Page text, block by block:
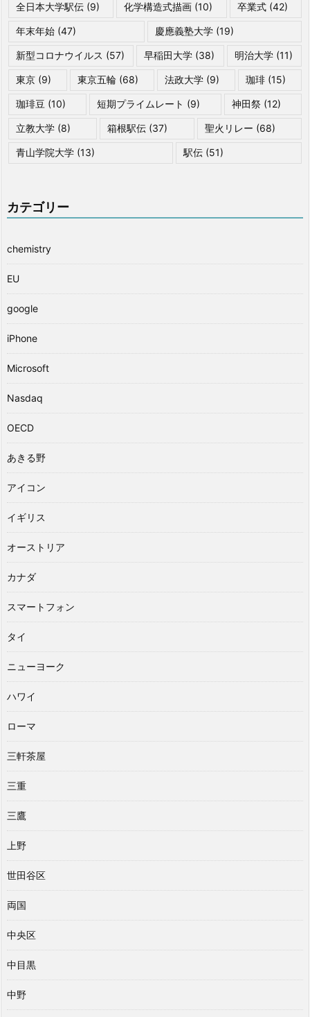
全日本大学駅伝 (9) 化学構造式描画 (10) 卒業式(42)
年末年始 (47) 慶應義塾大学(19)
新型コロナウイルス (57) 早稲田大学 (38) 明治大学(11)
東京 (9) 東京五輪 (68) 法政大学 (9) 珈琲 (15)
珈琲豆 (10) 短期プライムレート (9) 神田祭(12)
立教大学 (8) 箱根駅伝 (37) 聖火リレー (68)
青山学院大学 (13) 駅伝 (51)
カテゴリー
chemistry
EU
google
iPhone
Microsoft
Nasdaq
OECD
あきる野
アイコン
イギリス
オーストリア
カナダ
スマートフォン
タイ
ニューヨーク
ハワイ
ローマ
三軒茶屋
三重
三鷹
上野
世田谷区
両国
中央区
中目黒
中野